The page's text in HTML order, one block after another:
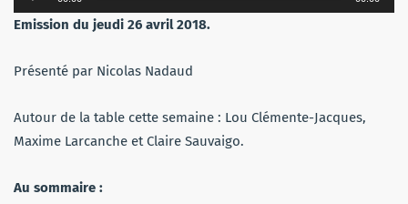
audio
Emission du jeudi 26 avril 2018.
Présenté par Nicolas Nadaud
Autour de la table cette semaine : Lou Clémente-Jacques,
Maxime Larcanche et Claire Sauvaigo.
Au sommaire :